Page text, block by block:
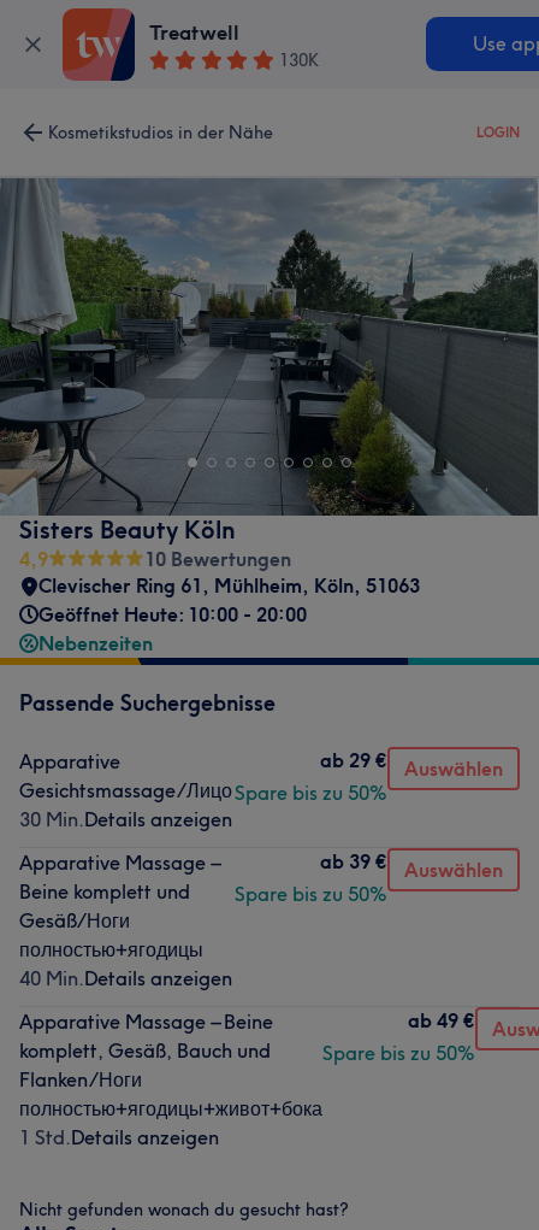
Treatwell
130K
Use
Kosmetikstudios in der Nähe LOGIN
Sisters Beauty Köln
4,9
10 Bewertungen
Clevischer Ring 61, Mühlheim, Köln, 51063
Geöffnet Heute: 10:00 - 20:00
Nebenzeiten
Passende Suchergebnisse
Apparative
Gesichtsmassage/Лицо
30 Min.Details anzeigen
ab 29 €
Spare bis zu 50%
Auswählen
Apparative Massage –
Beine komplett und
Gesäß/Ноги
полностью+ягодицы
40 Min.Details anzeigen
ab 39 €
Spare bis zu 50%
Auswählen
Apparative Massage – Beine
komplett, Gesäß, Bauch und
Flanken/Ноги
полностью+ягодицы+живот+бока
1 Std.Details anzeigen
ab 49 €
Spare bis zu 50%
Nicht gefunden wonach du gesucht hast?